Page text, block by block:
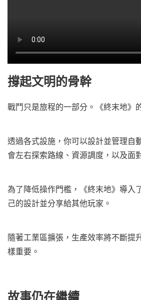
撐起文明的骨幹
戰鬥只是旅程的一部分。《終末地》
透過各式設施，你可以設計並管理自
會左右探索路線、資源調度，以及面
為了降低操作門檻，《終末地》導入
己的設計並分享給其他玩家。
隨著工業區擴張，生產效率將不斷提
樣重要。
故事仍在繼續